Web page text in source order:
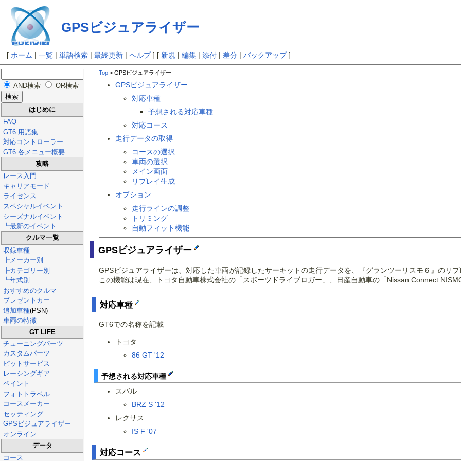
GPSビジュアライザー
[ ホーム |一覧 |単語検索 |最終更新 |ヘルプ] [ 新規 |編集 |添付 | 差分 |バックアップ]
AND検索 OR検索
はじめに
FAQ
GT6 用語集
対応コントローラー
GT6 各メニュー概要
攻略
レース入門
キャリアモード
ライセンス
スペシャルイベント
シーズナルイベント
┗最新のイベント
クルマ一覧
収録車種
┣メーカー別
┣カテゴリー別
┗年式別
おすすめのクルマ
プレゼントカー
追加車種(PSN)
車両の特徴
GT LIFE
チューニングパーツ
カスタムパーツ
ピットサービス
レーシングギア
ペイント
フォトトラベル
コースメーカー
セッティング
GPSビジュアライザー
オンライン
データ
コース
Top > GPSビジュアライザー
GPSビジュアライザー
対応車種
予想される対応車種
対応コース
走行データの取得
コースの選択
車両の選択
メイン画面
リプレイ生成
オプション
走行ラインの調整
トリミング
自動フィット機能
GPSビジュアライザー
GPSビジュアライザーは、対応した車両が記録したサーキットの走行データを、『グランツーリスモ６』のリ
この機能は現在、トヨタ自動車株式会社の「スポーツドライブロガー」、日産自動車の「Nissan Connect
対応車種
GT6での名称を記載
トヨタ
86 GT '12
予想される対応車種
スバル
BRZ S '12
レクサス
IS F '07
対応コース